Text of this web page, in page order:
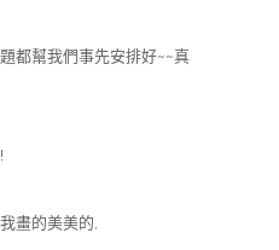
都幫我們事先安排好~~真
畫的美美的,